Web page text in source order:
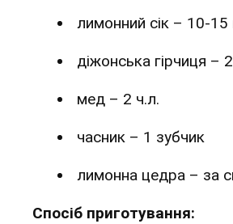
лимонний сік – 10-15
діжонська гірчиця –
мед – 2 ч.л.
часник – 1 зубчик
лимонна цедра – за
Спосіб приготування: